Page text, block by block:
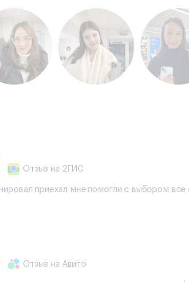
Отзыв на 2ГИС
приехал мне помогли с выбором все
Отзыв на Авито